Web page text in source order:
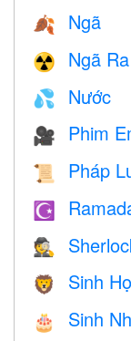
🍂 Ngã
☢️ Ngã
💦 Nước
🎥 Phim
📜 Pháp
☪️
🕵️
🦁 Sinh
🎂 Sinh